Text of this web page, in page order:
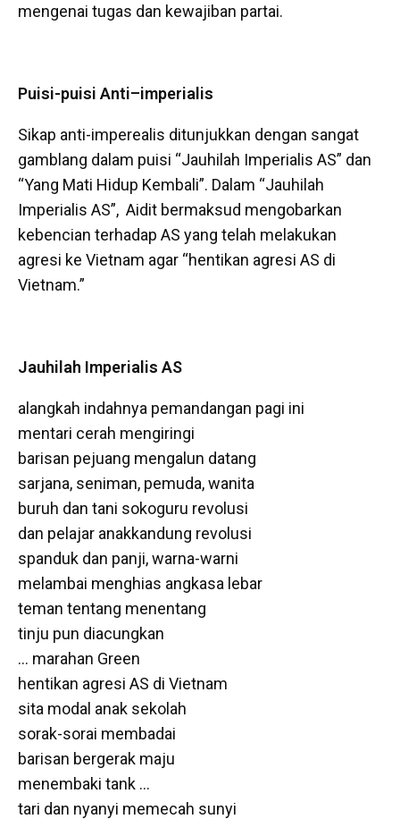
mengenai tugas dan kewajiban partai.
Puisi-puisi Anti–imperialis
Sikap anti-imperealis ditunjukkan dengan sangat
gamblang dalam puisi “Jauhilah Imperialis AS” dan
“Yang Mati Hidup Kembali”. Dalam “Jauhilah
Imperialis AS”, Aidit bermaksud mengobarkan
kebencian terhadap AS yang telah melakukan
agresi ke Vietnam agar “hentikan agresi AS di
Vietnam.”
Jauhilah Imperialis AS
alangkah indahnya pemandangan pagi ini
mentari cerah mengiringi
barisan pejuang mengalun datang
sarjana, seniman, pemuda, wanita
buruh dan tani sokoguru revolusi
dan pelajar anakkandung revolusi
spanduk dan panji, warna-warni
melambai menghias angkasa lebar
teman tentang menentang
tinju pun diacungkan
… marahan Green
hentikan agresi AS di Vietnam
sita modal anak sekolah
sorak-sorai membadai
barisan bergerak maju
menembaki tank …
tari dan nyanyi memecah sunyi